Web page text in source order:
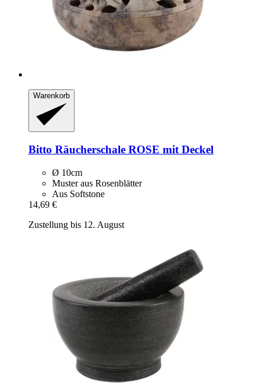
Warenkorb
Bitto Räucherschale ROSE mit Deckel
Ø 10cm
Muster aus Rosenblätter
Aus Softstone
14,69 €
Zustellung bis 12. August